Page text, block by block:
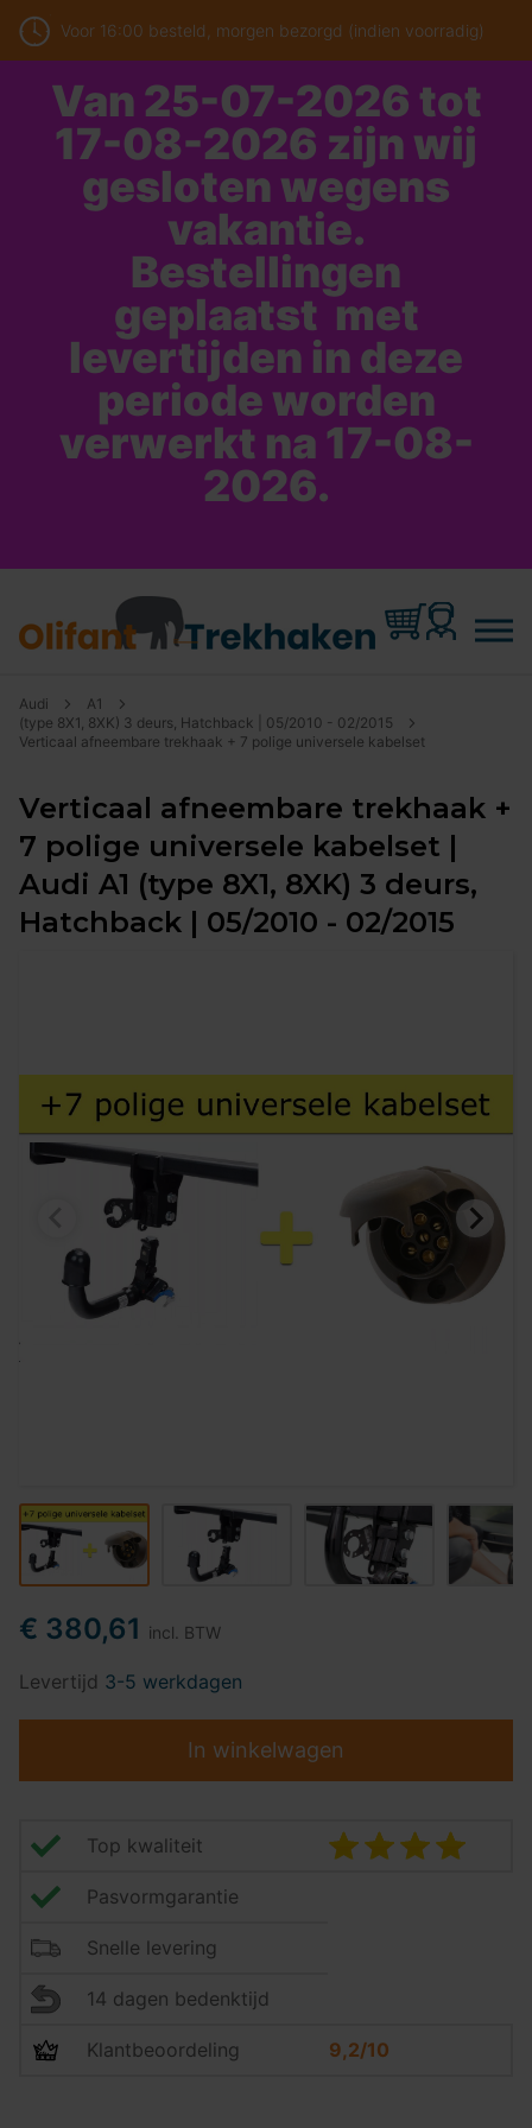
Voor 16:00 besteld, morgen bezorgd (indien voorradig)
Van 25-07-2026 tot
17-08-2026 zijn wij
gesloten wegens
vakantie.
Bestellingen
geplaatst met
levertijden in deze
periode worden
verwerkt na 17-08-
2026.
Audi
A1
(type 8X1, 8XK) 3 deurs, Hatchback | 05/2010 - 02/2015
Verticaal afneembare trekhaak + 7 polige universele kabelset
Verticaal afneembare trekhaak +
7 polige universele kabelset |
Audi A1 (type 8X1, 8XK) 3 deurs,
Hatchback | 05/2010 - 02/2015
€ 380,61 incl. BTW
Levertijd 3-5 werkdagen
In winkelwagen
Top kwaliteit
Pasvormgarantie
Snelle levering
14 dagen bedenktijd
Klantbeoordeling 9,2/10